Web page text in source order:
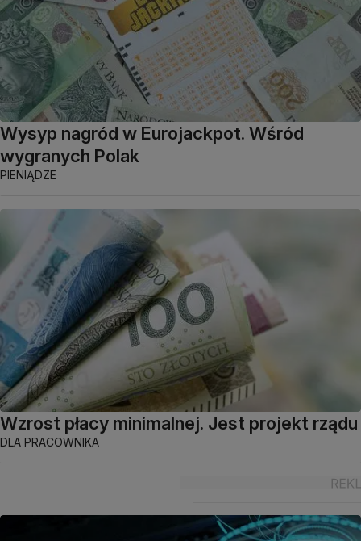
Wysyp nagród w Eurojackpot. Wśród
wygranych Polak
PIENIĄDZE
Wzrost płacy minimalnej. Jest projekt rządu
DLA PRACOWNIKA